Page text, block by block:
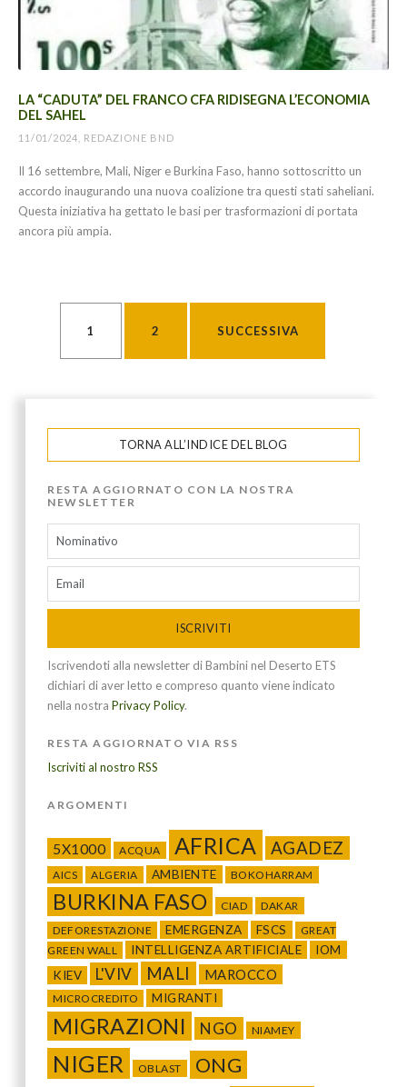
LA “CADUTA” DEL FRANCO CFA RIDISEGNA L’ECONOMIA
DEL SAHEL
11/01/2024, REDAZIONE BND
Il 16 settembre, Mali, Niger e Burkina Faso, hanno sottoscritto un
accordo inaugurando una nuova coalizione tra questi stati saheliani.
Questa iniziativa ha gettato le basi per trasformazioni di portata
ancora più ampia.
PAGINAZIONE DEGLI ARTICOLI
1 2 SUCCESSIVA
TORNA ALL’INDICE DEL BLOG
RESTA AGGIORNATO CON LA NOSTRA
NEWSLETTER
ISCRIVITI
Iscrivendoti alla newsletter di Bambini nel Deserto ETS
dichiari di aver letto e compreso quanto viene indicato
nella nostra Privacy Policy.
RESTA AGGIORNATO VIA RSS
Iscriviti al nostro RSS
ARGOMENTI
5X1000 ACQUA AFRICA AGADEZ
AICS ALGERIA AMBIENTE BOKOHARRAM
BURKINA FASO CIAD
DAKAR
DEFORESTAZIONE
EMERGENZA FSCS
GREAT
GREEN WALL
INTELLIGENZA ARTIFICIALE
IOM
KIEV
L'VIV MALI MAROCCO
MICROCREDITO MIGRANTI
MIGRAZIONI NGO NIAMEY
NIGER OBLAST ONG